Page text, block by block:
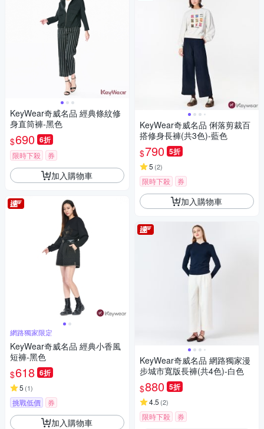
KeyWear奇威名品 經典條紋修
身直筒褲-黑色
$690 6折
限時下殺 券
加入購物車
網路獨家限定
KeyWear奇威名品 經典小香風
短褲-黑色
$618 6折
5 (1)
挑戰低價 券
加入購物車
KeyWear奇威名品 俐落剪裁百
搭修身長褲(共3色)-藍色
$790 5折
5 (2)
限時下殺 券
加入購物車
KeyWear奇威名品 網路獨家漫
步城市寬版長褲(共4色)-白色
$880 5折
4.5 (2)
限時下殺 券